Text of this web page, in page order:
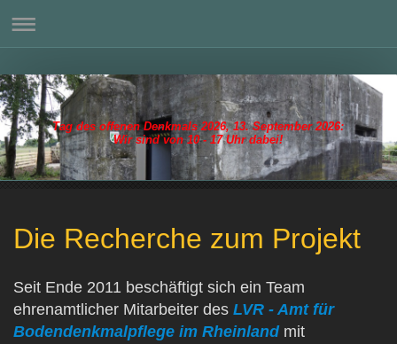
Tag des offenen Denkmals 2026, 13. September 2026:
Wir sind von 10 - 17 Uhr dabei!
Die Recherche zum Projekt
Seit Ende 2011 beschäftigt sich ein Team
ehrenamtlicher Mitarbeiter des LVR - Amt für
Bodendenkmalpflege im Rheinland mit